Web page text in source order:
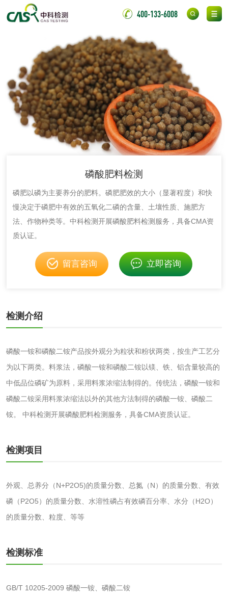
400-133-6008
磷酸肥料检测
磷肥以磷为主要养分的肥料。磷肥肥效的大小（显著程度）和快
慢决定于磷肥中有效的五氧化二磷的含量、土壤性质、施肥方
法、作物种类等。中科检测开展磷酸肥料检测服务，具备CMA资
质认证。
留言咨询 立即咨询
检测介绍
磷酸一铵和磷酸二铵产品按外观分为粒状和粉状两类，按生产工艺分
为以下两类。料浆法，磷酸一铵和磷酸二铵以镁、铁、铝含量较高的
中低品位磷矿为原料，采用料浆浓缩法制得的。传统法，磷酸一铵和
磷酸二铵采用料浆浓缩法以外的其他方法制得的磷酸一铵、磷酸二
铵。 中科检测开展磷酸肥料检测服务，具备CMA资质认证。
检测项目
外观、总养分（N+P2O5)的质量分数、总氮（N）的质量分数、有效
磷（P2O5）的质量分数、水溶性磷占有效磷百分率、水分（H2O）
的质量分数、粒度、等等
检测标准
GB/T 10205-2009 磷酸一铵、磷酸二铵
氯丁胶粘剂检测 通用型氯丁胶检测
阻燃型氯丁胶检测
无底纸冷裱膜压敏
胶粘带检测
BOPP压敏胶粘带检
测
室温固化（硫化）
氟硅密封胶检测
金属
金属材料质量检测 金属硬度测试
金属材料检测
保险柜检测 气弹簧检测
非金属材料
消毒产品
成分分析配方研发 驱蚊检测
微生物检测
化妆品眼刺激试验